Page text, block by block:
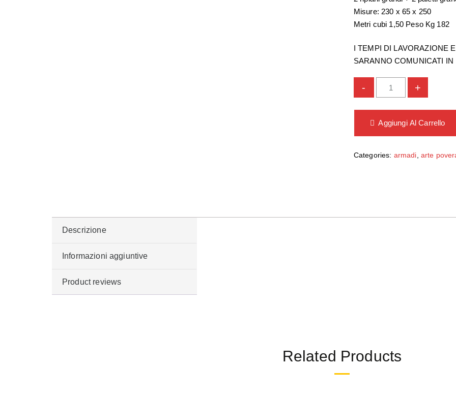
Misure: 230 x 65 x 250
Metri cubi 1,50 Peso Kg 182
I TEMPI DI LAVORAZIONE
SARANNO COMUNICATI
- +
Aggiungi Al Carrello
Categories: armadi, arte
Descrizione
Informazioni aggiuntive
Product reviews
Related Products